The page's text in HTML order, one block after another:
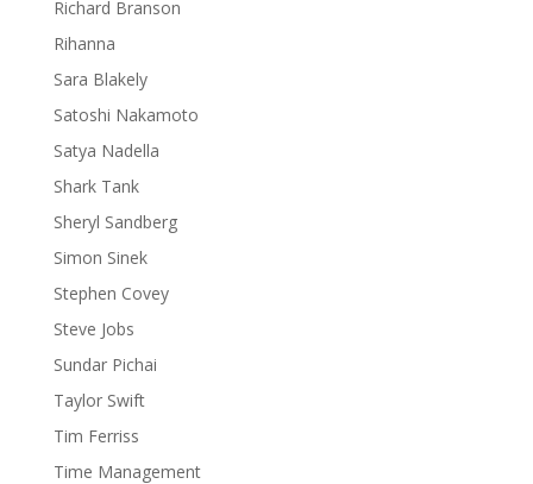
Richard Branson
Rihanna
Sara Blakely
Satoshi Nakamoto
Satya Nadella
Shark Tank
Sheryl Sandberg
Simon Sinek
Stephen Covey
Steve Jobs
Sundar Pichai
Taylor Swift
Tim Ferriss
Time Management